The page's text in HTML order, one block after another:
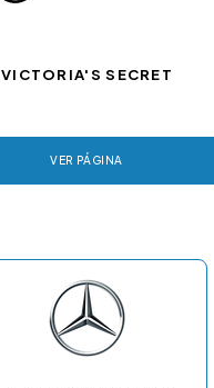
VICTORIA'S SECRET
VER PÁGINA